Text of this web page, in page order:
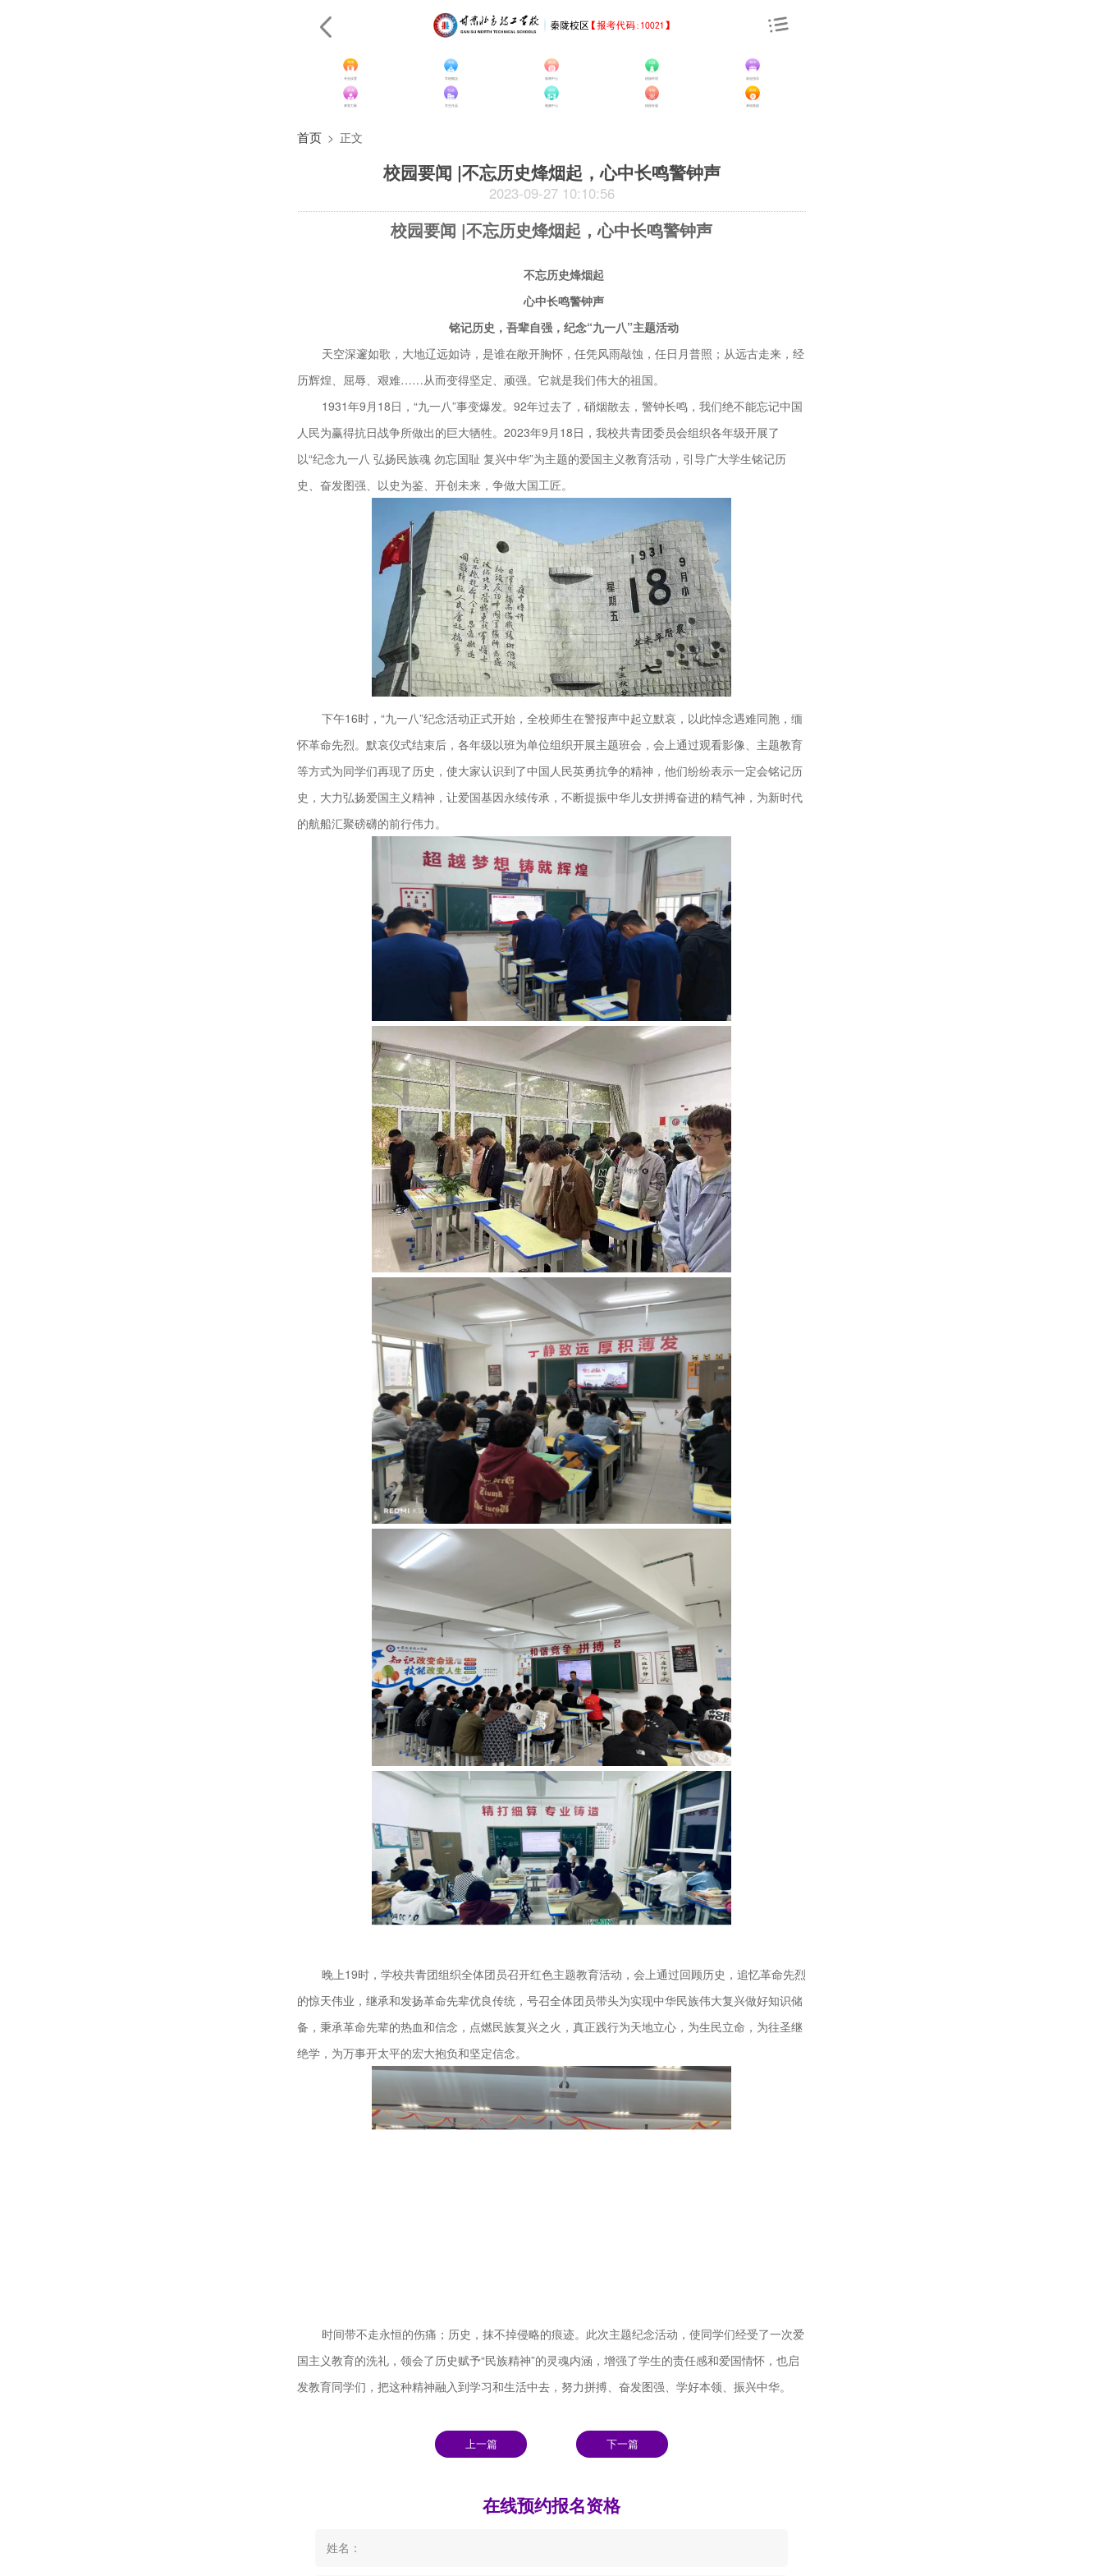
专业设置 学校概况 新闻中心 校园环境 就业指导
师资力量 学生作品 视频中心 校园专题 来校路线
首页 > 正文
校园要闻 |不忘历史烽烟起，心中长鸣警钟声
2023-09-27 10:10:56
校园要闻 |不忘历史烽烟起，心中长鸣警钟声
不忘历史烽烟起
心中长鸣警钟声
铭记历史，吾辈自强，纪念“九一八”主题活动
天空深邃如歌，大地辽远如诗，是谁在敞开胸怀，任凭风雨敲蚀，任日月普照；从远古走来，经
历辉煌、屈辱、艰难……从而变得坚定、顽强。它就是我们伟大的祖国。
1931年9月18日，“九一八”事变爆发。92年过去了，硝烟散去，警钟长鸣，我们绝不能忘记中国
人民为赢得抗日战争所做出的巨大牺牲。2023年9月18日，我校共青团委员会组织各年级开展了
以“纪念九一八 弘扬民族魂 勿忘国耻 复兴中华”为主题的爱国主义教育活动，引导广大学生铭记历
史、奋发图强、以史为鉴、开创未来，争做大国工匠。
下午16时，“九一八”纪念活动正式开始，全校师生在警报声中起立默哀，以此悼念遇难同胞，缅
怀革命先烈。默哀仪式结束后，各年级以班为单位组织开展主题班会，会上通过观看影像、主题教育
等方式为同学们再现了历史，使大家认识到了中国人民英勇抗争的精神，他们纷纷表示一定会铭记历
史，大力弘扬爱国主义精神，让爱国基因永续传承，不断提振中华儿女拼搏奋进的精气神，为新时代
的航船汇聚磅礴的前行伟力。
晚上19时，学校共青团组织全体团员召开红色主题教育活动，会上通过回顾历史，追忆革命先烈
的惊天伟业，继承和发扬革命先辈优良传统，号召全体团员带头为实现中华民族伟大复兴做好知识储
备，秉承革命先辈的热血和信念，点燃民族复兴之火，真正践行为天地立心，为生民立命，为往圣继
绝学，为万事开太平的宏大抱负和坚定信念。
时间带不走永恒的伤痛；历史，抹不掉侵略的痕迹。此次主题纪念活动，使同学们经受了一次爱
国主义教育的洗礼，领会了历史赋予“民族精神”的灵魂内涵，增强了学生的责任感和爱国情怀，也启
发教育同学们，把这种精神融入到学习和生活中去，努力拼搏、奋发图强、学好本领、振兴中华。
上一篇 下一篇
在线预约报名资格
姓名：